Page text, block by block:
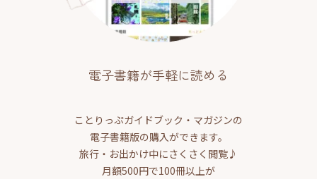
電子書籍が手軽に読める
ことりっぷガイドブック・マガジンの
電子書籍版の購入ができます。
旅行・お出かけ中にさくさく閲覧♪
月額500円で100冊以上が